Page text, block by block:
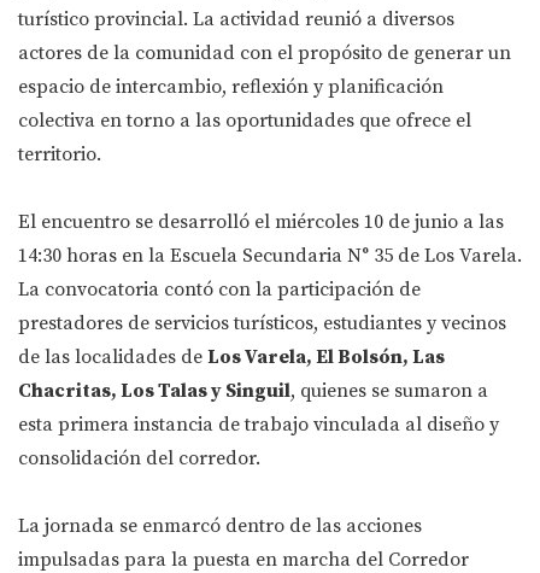
turístico provincial. La actividad reunió a diversos
actores de la comunidad con el propósito de generar un
espacio de intercambio, reflexión y planificación
colectiva en torno a las oportunidades que ofrece el
territorio.
El encuentro se desarrolló el miércoles 10 de junio a las
14:30 horas en la Escuela Secundaria N° 35 de Los Varela.
La convocatoria contó con la participación de
prestadores de servicios turísticos, estudiantes y vecinos
de las localidades de Los Varela, El Bolsón, Las
Chacritas, Los Talas y Singuil, quienes se sumaron a
esta primera instancia de trabajo vinculada al diseño y
consolidación del corredor.
La jornada se enmarcó dentro de las acciones
impulsadas para la puesta en marcha del Corredor